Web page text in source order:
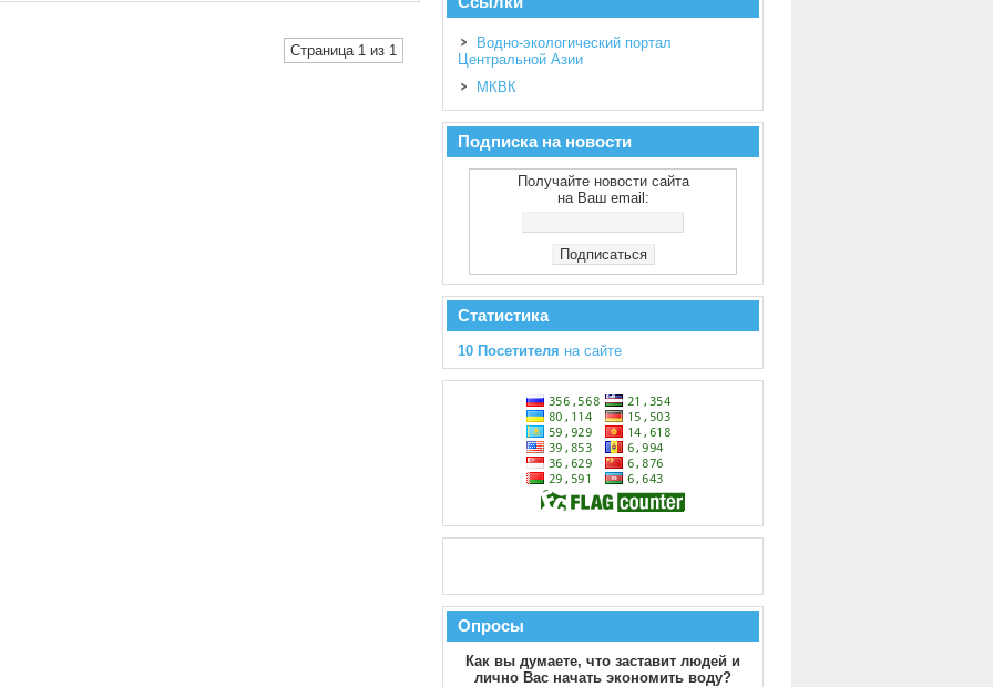
Страница 1 из 1
Водно-экологический портал
Центральной Азии
МКВК
Подписка на новости
Получайте новости сайта
на Ваш email:
Статистика
10 Посетителя на сайте
Опросы
Как вы думаете, что заставит людей и
лично Вас начать экономить воду?